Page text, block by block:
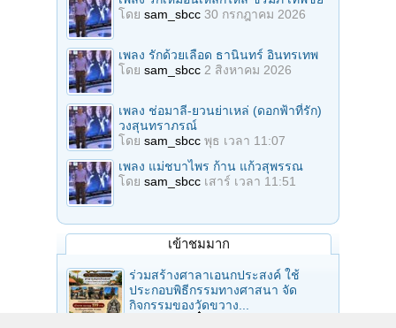
โดย sam_sbcc 30 กรกฎาคม 2026
เพลง รักด้วยเลือด ธานินทร์ อินทรเทพ
โดย sam_sbcc 2 สิงหาคม 2026
เพลง ช่อมาลี-ยวนย่าเหล่ (ดอกฟ้าที่รัก)
วงสุนทราภรณ์
โดย sam_sbcc พุธ เวลา 11:07
เพลง แม่ชบาไพร ก้าน แก้วสุพรรณ
โดย sam_sbcc เสาร์ เวลา 11:51
เข้าชมมาก
ร่วมสร้างศาลาเอนกประสงค์ ใช้
ประกอบพิธีกรรมทางศาสนา จัด
กิจกรรมของวัดขวาง...